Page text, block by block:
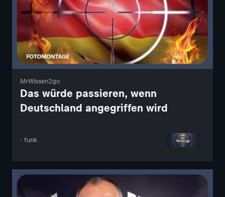
MrWissen2go
Das würde passieren, wenn
Deutschland angegriffen wird
· funk